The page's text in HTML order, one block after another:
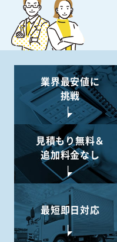
業界最安値に
挑戦
見積もり無料＆
追加料金なし
最短即日対応